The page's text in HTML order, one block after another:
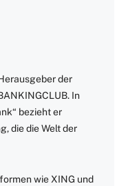
der
In
bezieht er
die die Welt der
wie XING und